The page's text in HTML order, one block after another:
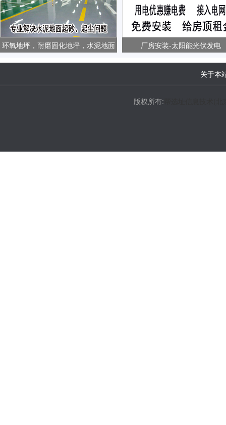
环氧地坪，耐磨固化地坪，水泥地面
起砂、起尘问题
厂房安装-太阳能光伏发电
关于本
版权所有: